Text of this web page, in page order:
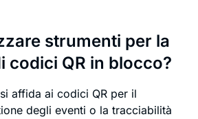
strumenti per la
codici QR in blocco?
affida ai codici QR per il
degli eventi o la tracciabilità